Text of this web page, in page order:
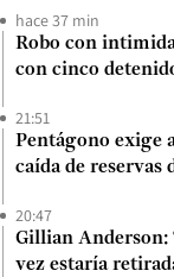
hace 37 min
Robo con
con cinco
21:51
Pentágono exige
caída de reservas
20:47
Gillian Anderson:
vez estaría